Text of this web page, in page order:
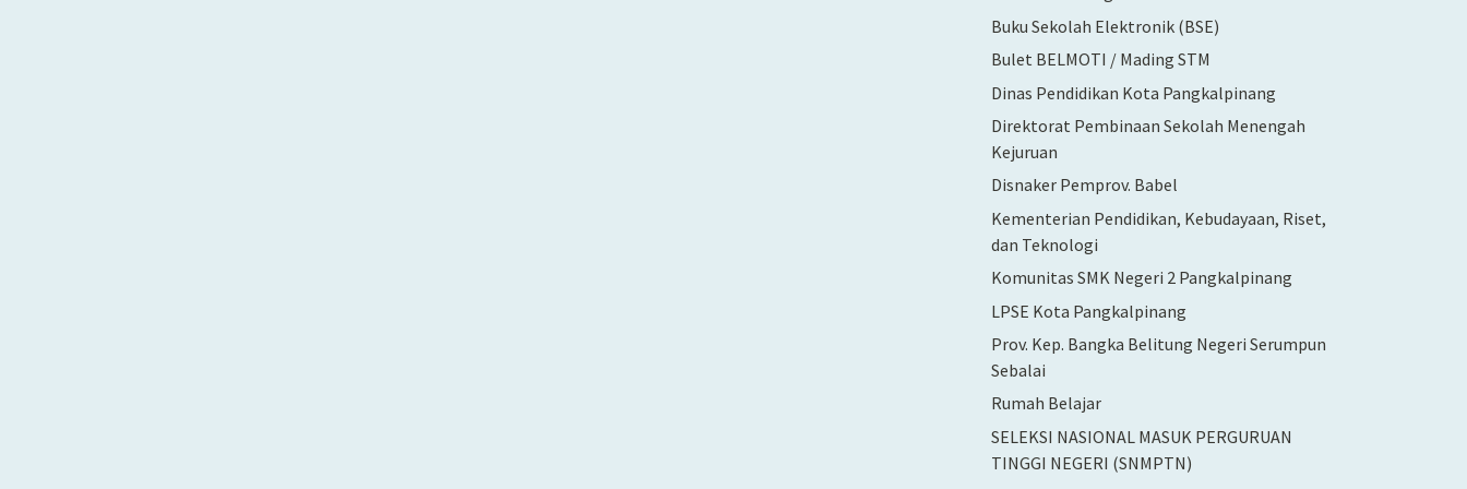
Buku Sekolah Elektronik (BSE)
Bulet BELMOTI / Mading STM
Dinas Pendidikan Kota Pangkalpinang
Direktorat Pembinaan Sekolah Menengah
Kejuruan
Disnaker Pemprov. Babel
Kementerian Pendidikan, Kebudayaan, Riset,
dan Teknologi
Komunitas SMK Negeri 2 Pangkalpinang
LPSE Kota Pangkalpinang
Prov. Kep. Bangka Belitung Negeri Serumpun
Sebalai
Rumah Belajar
SELEKSI NASIONAL MASUK PERGURUAN
TINGGI NEGERI (SNMPTN)